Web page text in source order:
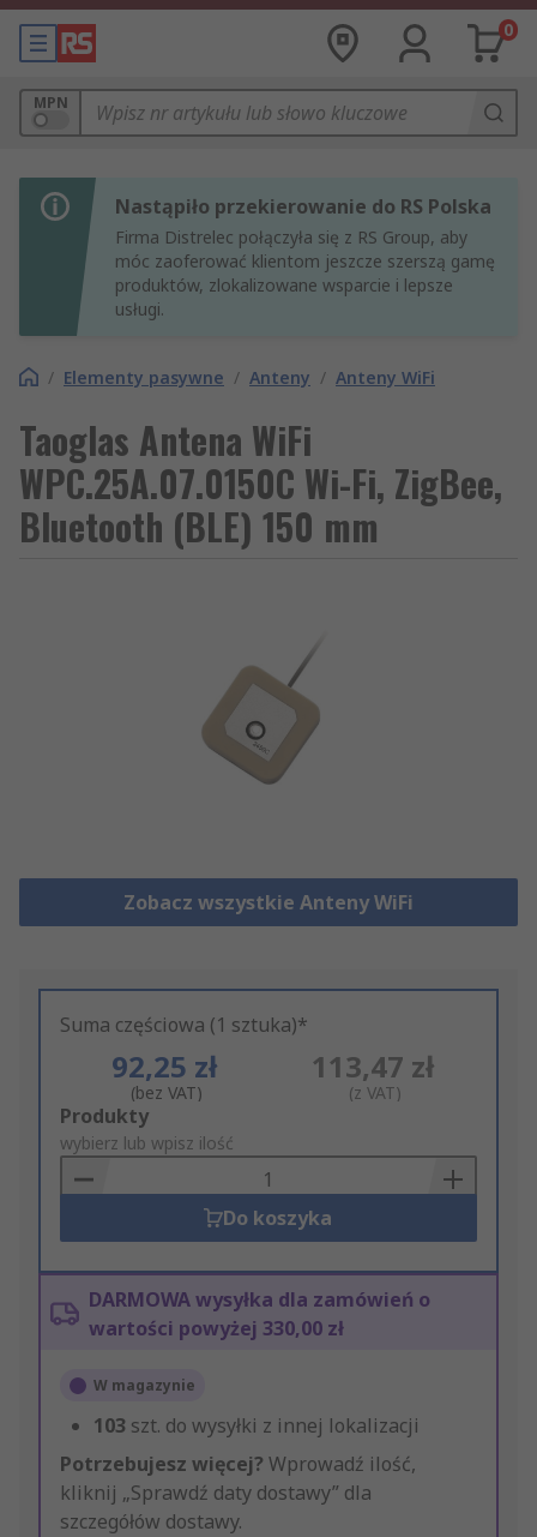
0
MPN
Nastąpiło przekierowanie do RS Polska
Firma Distrelec połączyła się z RS Group, aby
móc zaoferować klientom jeszcze szerszą gamę
produktów, zlokalizowane wsparcie i lepsze
usługi.
/ Elementy pasywne / Anteny / Anteny WiFi
Taoglas Antena WiFi
WPC.25A.07.0150C Wi-Fi, ZigBee,
Bluetooth (BLE) 150 mm
Zobacz wszystkie Anteny WiFi
Suma częściowa (1 sztuka)*
92,25 zł
(bez VAT)
113,47 zł
(z VAT)
Add
to
Basket
Produkty
wybierz lub wpisz ilość
Do koszyka
DARMOWA wysyłka dla zamówień o
wartości powyżej 330,00 zł
W magazynie
103 szt. do wysyłki z innej lokalizacji
Potrzebujesz więcej? Wprowadź ilość,
kliknij „Sprawdź daty dostawy” dla
szczegółów dostawy.